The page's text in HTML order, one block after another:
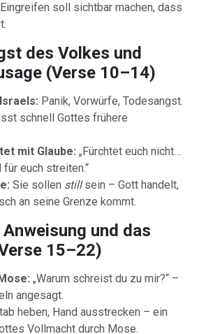
soll sichtbar machen, dass
des Volkes und
(Verse 10–14)
Panik, Vorwürfe, Todesangst.
schnell Gottes frühere
mit Glaube: „Fürchtet euch nicht…
für euch streiten.“
Sie sollen stillsein – Gott handelt,
an seine Grenze kommt.
und das
15–22)
„Warum schreist du zu mir?“ –
angesagt.
heben, Hand ausstrecken – ein
Vollmacht durch Mose.